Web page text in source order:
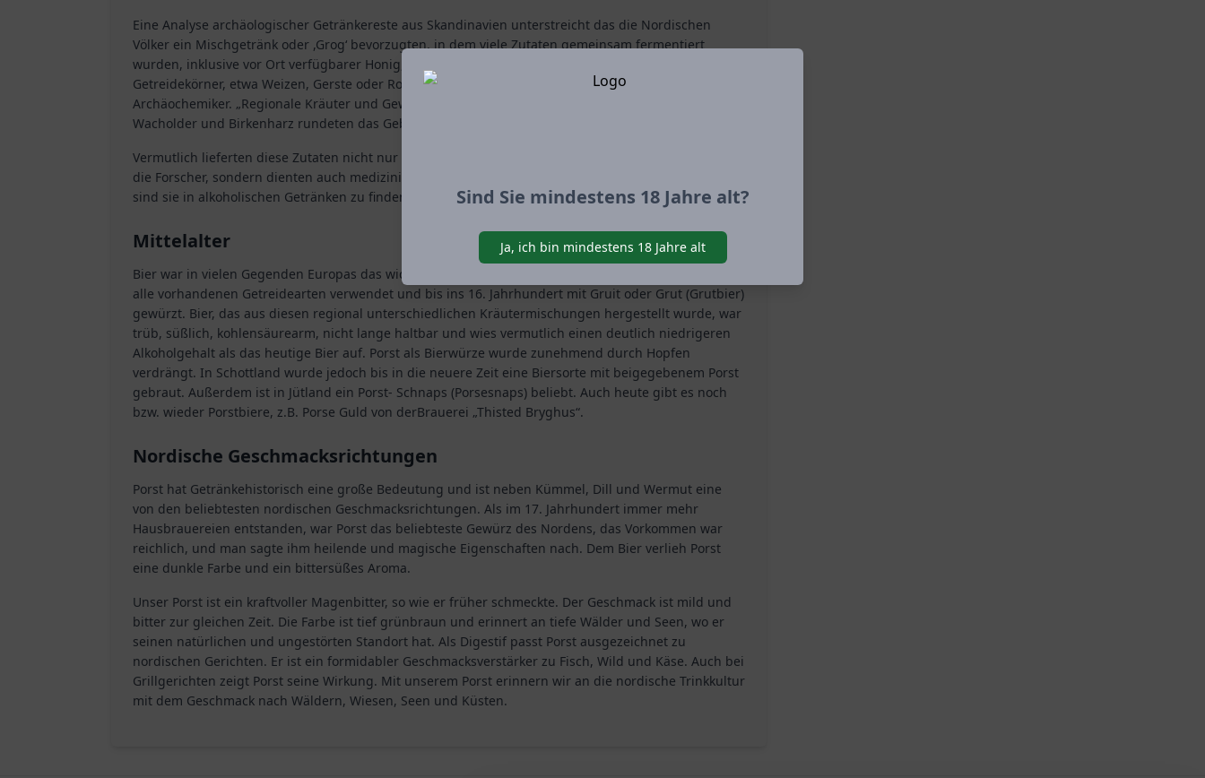
Eine Analyse archäologischer Getränkereste aus Skandinavien unterstreicht das die Nordischen
Völker ein Mischgetränk oder ,Grog‘ bevorzugten, in dem viele Zutaten gemeinsam fermentiert
wurden, inklusive vor Ort verfügbarer Honig, Früchte wie Moosbeere und Preiselbeere sowie
Getreidekörner, etwa Weizen, Gerste oder Roggen – und manchmal Traubenwein“, schreiben die
Archäochemiker. „Regionale Kräuter und Gewürze, wie Sumpfmyrte oder Porst, Schafgarbe,
Wacholder und Birkenharz rundeten das Gebräu ab.“
Vermutlich lieferten diese Zutaten nicht nur besondere Aromen und rundeten den Geschmack ab, so
die Forscher, sondern dienten auch medizinischen Zwecken. Bis ins Mittelalter und zur heutigen Zeit
sind sie in alkoholischen Getränken zu finden.
Mittelalter
Bier war in vielen Gegenden Europas das wichtigste Volksgetränk. Zum Brauen des Bieres wurden
alle vorhandenen Getreidearten verwendet und bis ins 16. Jahrhundert mit Gruit oder Grut (Grutbier)
gewürzt. Bier, das aus diesen regional unterschiedlichen Kräutermischungen hergestellt wurde, war
trüb, süßlich, kohlensäurearm, nicht lange haltbar und wies vermutlich einen deutlich niedrigeren
Alkoholgehalt als das heutige Bier auf. Porst als Bierwürze wurde zunehmend durch Hopfen
verdrängt. In Schottland wurde jedoch bis in die neuere Zeit eine Biersorte mit beigegebenem Porst
gebraut. Außerdem ist in Jütland ein Porst- Schnaps (Porsesnaps) beliebt. Auch heute gibt es noch
bzw. wieder Porstbiere, z.B. Porse Guld von derBrauerei „Thisted Bryghus“.
Nordische Geschmacksrichtungen
Porst hat Getränkehistorisch eine große Bedeutung und ist neben Kümmel, Dill und Wermut eine
von den beliebtesten nordischen Geschmacksrichtungen. Als im 17. Jahrhundert immer mehr
Hausbrauereien entstanden, war Porst das beliebteste Gewürz des Nordens, das Vorkommen war
reichlich, und man sagte ihm heilende und magische Eigenschaften nach. Dem Bier verlieh Porst
eine dunkle Farbe und ein bittersüßes Aroma.
Unser Porst ist ein kraftvoller Magenbitter, so wie er früher schmeckte. Der Geschmack ist mild und
bitter zur gleichen Zeit. Die Farbe ist tief grünbraun und erinnert an tiefe Wälder und Seen, wo er
seinen natürlichen und ungestörten Standort hat. Als Digestif passt Porst ausgezeichnet zu
nordischen Gerichten. Er ist ein formidabler Geschmacksverstärker zu Fisch, Wild und Käse. Auch bei
Grillgerichten zeigt Porst seine Wirkung. Mit unserem Porst erinnern wir an die nordische Trinkkultur
mit dem Geschmack nach Wäldern, Wiesen, Seen und Küsten.
Sind Sie mindestens 18 Jahre alt?
Ja, ich bin mindestens 18 Jahre alt